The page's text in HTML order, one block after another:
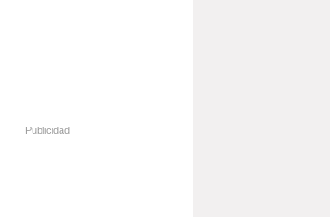
Publicidad